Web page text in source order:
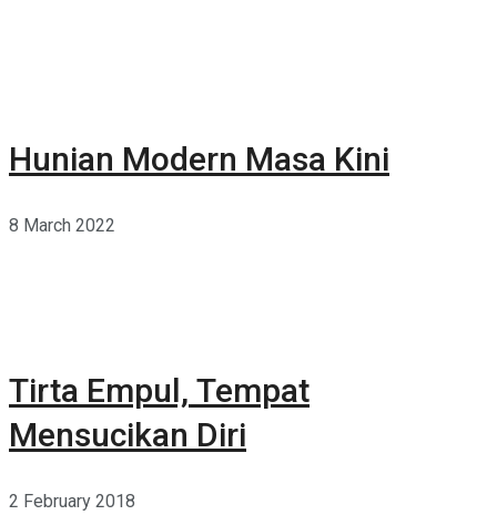
Hunian Modern Masa Kini
8 March 2022
Tirta Empul, Tempat
Mensucikan Diri
2 February 2018